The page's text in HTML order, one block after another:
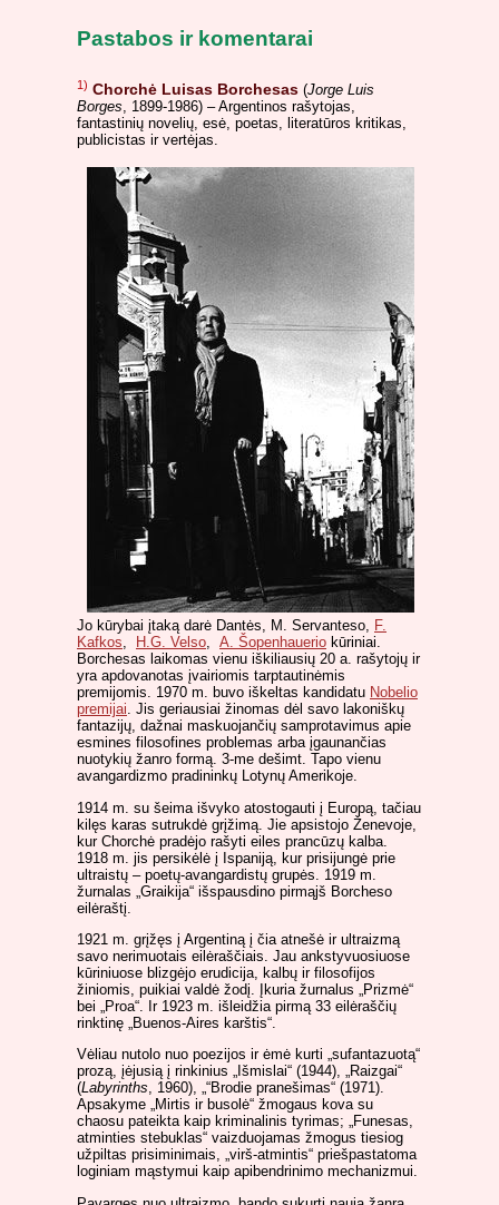
Pastabos ir komentarai
1) Chorchė Luisas Borchesas (Jorge Luis
Borges, 1899-1986) – Argentinos rašytojas,
fantastinių novelių, esė, poetas, literatūros kritikas,
publicistas ir vertėjas.
Jo kūrybai įtaką darė Dantės, M. Servanteso, F.
Kafkos, H.G. Velso, A. Šopenhauerio kūriniai.
Borchesas laikomas vienu iškiliausių 20 a. rašytojų ir
yra apdovanotas įvairiomis tarptautinėmis
premijomis. 1970 m. buvo iškeltas kandidatu Nobelio
premijai. Jis geriausiai žinomas dėl savo lakoniškų
fantazijų, dažnai maskuojančių samprotavimus apie
esmines filosofines problemas arba įgaunančias
nuotykių žanro formą. 3-me dešimt. Tapo vienu
avangardizmo pradininkų Lotynų Amerikoje.
1914 m. su šeima išvyko atostogauti į Europą, tačiau
kilęs karas sutrukdė grįžimą. Jie apsistojo Ženevoje,
kur Chorchė pradėjo rašyti eiles prancūzų kalba.
1918 m. jis persikėlė į Ispaniją, kur prisijungė prie
ultraistų – poetų-avangardistų grupės. 1919 m.
žurnalas „Graikija“ išspausdino pirmąjš Borcheso
eilėraštį.
1921 m. grįžęs į Argentiną į čia atnešė ir ultraizmą
savo nerimuotais eilėraščiais. Jau ankstyvuosiuose
kūriniuose blizgėjo erudicija, kalbų ir filosofijos
žiniomis, puikiai valdė žodį. Įkuria žurnalus „Prizmė“
bei „Proa“. Ir 1923 m. išleidžia pirmą 33 eilėraščių
rinktinę „Buenos-Aires karštis“.
Vėliau nutolo nuo poezijos ir ėmė kurti „sufantazuotą“
prozą, įėjusią į rinkinius „Išmislai“ (1944), „Raizgai“
(Labyrinths, 1960), „“Brodie pranešimas“ (1971).
Apsakyme „Mirtis ir busolė“ žmogaus kova su
chaosu pateikta kaip kriminalinis tyrimas; „Funesas,
atminties stebuklas“ vaizduojamas žmogus tiesiog
užpiltas prisiminimais, „virš-atmintis“ priešpastatoma
loginiam mąstymui kaip apibendrinimo mechanizmui.